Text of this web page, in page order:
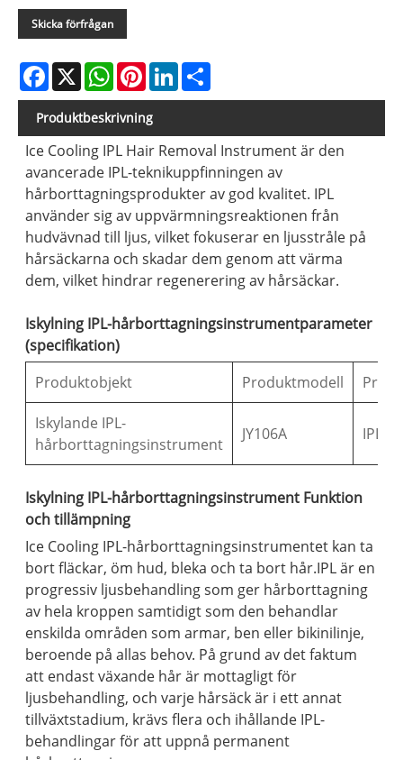
Skicka förfrågan
Facebook
X WhatsAppPinterestLinkedIn
Produktbeskrivning
Ice Cooling IPL Hair Removal Instrument är den
avancerade IPL-teknikuppfinningen av
hårborttagningsprodukter av god kvalitet. IPL
använder sig av uppvärmningsreaktionen från
hudvävnad till ljus, vilket fokuserar en ljusstråle på
hårsäckarna och skadar dem genom att värma
dem, vilket hindrar regenerering av hårsäckar.
Iskylning IPL-hårborttagningsinstrumentparameter
(specifikation)
Produktobjekt
Produktmodell
Iskylande IPL-
hårborttagningsinstrument
JY106A IPL
Iskylning IPL-hårborttagningsinstrument Funktion
och tillämpning
Ice Cooling IPL-hårborttagningsinstrumentet kan ta
bort fläckar, öm hud, bleka och ta bort hår.IPL är en
progressiv ljusbehandling som ger hårborttagning
av hela kroppen samtidigt som den behandlar
enskilda områden som armar, ben eller bikinilinje,
beroende på allas behov. På grund av det faktum
att endast växande hår är mottagligt för
ljusbehandling, och varje hårsäck är i ett annat
tillväxtstadium, krävs flera och ihållande IPL-
behandlingar för att uppnå permanent